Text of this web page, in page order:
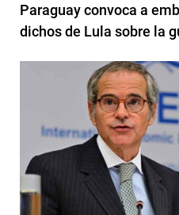
Paraguay convoca a
dichos de Lula sobre la